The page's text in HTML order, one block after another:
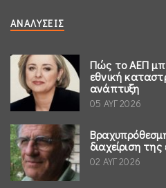
ΑΝΑΛΎΣΕΙΣ
Πώς το ΑΕΠ
εθνική
ανάπτυξη
05 ΑΥΓ 2026
διαχείριση της
02 ΑΥΓ 2026